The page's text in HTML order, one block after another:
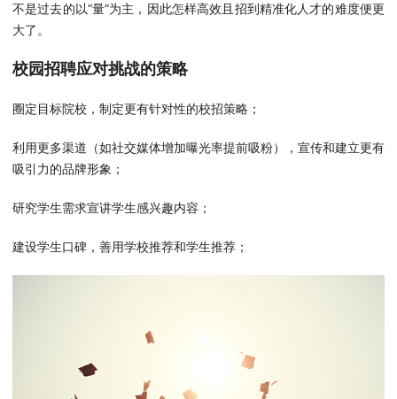
不是过去的以“量”为主，因此怎样高效且招到精准化人才的难度便更
大了。
校园招聘应对挑战的策略
圈定目标院校，制定更有针对性的校招策略；
利用更多渠道（如社交媒体增加曝光率提前吸粉），宣传和建立更有
吸引力的品牌形象；
研究学生需求宣讲学生感兴趣内容；
建设学生口碑，善用学校推荐和学生推荐；